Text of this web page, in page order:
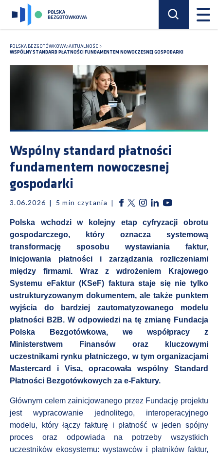
POLSKA BEZGOTÓWKOWA AKTUALNOŚCI
WSPÓLNY STANDARD PŁATNOŚCI FUNDAMENTEM NOWOCZESNEJ GOSPODARKI
Wspólny standard płatności
fundamentem nowoczesnej
gospodarki
3.06.2026 5 min czytania
Polska wchodzi w kolejny etap cyfryzacji obrotu
gospodarczego, który oznacza systemową
transformację sposobu wystawiania faktur,
inicjowania płatności i zarządzania rozliczeniami
między firmami. Wraz z wdrożeniem Krajowego
Systemu eFaktur (KSeF) faktura staje się nie tylko
ustrukturyzowanym dokumentem, ale także punktem
wyjścia do bardziej zautomatyzowanego modelu
płatności B2B. W odpowiedzi na tę zmianę Fundacja
Polska Bezgotówkowa, we współpracy z
Ministerstwem Finansów oraz kluczowymi
uczestnikami rynku płatniczego, w tym organizacjami
Mastercard i Visa, opracowała wspólny Standard
Płatności Bezgotówkowych za e-Faktury.
Głównym celem zainicjowanego przez Fundację projektu
jest wypracowanie jednolitego, interoperacyjnego
modelu, który łączy fakturę i płatność w jeden spójny
proces oraz odpowiada na potrzeby wszystkich
uczestników ekosystemu: wystawców i płatników faktur,